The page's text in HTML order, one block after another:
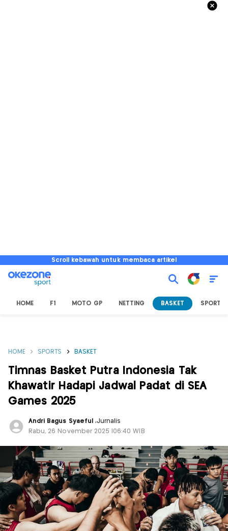
Scroll kebawah untuk membaca artikel
HOME F1 MOTO GP NETTING BASKET SPORT
HOME SPORTS BASKET
Timnas Basket Putra Indonesia Tak
Khawatir Hadapi Jadwal Padat di SEA
Games 2025
Andri Bagus Syaeful ,Jurnalis
Rabu, 26 November 2025 |06:40 WIB